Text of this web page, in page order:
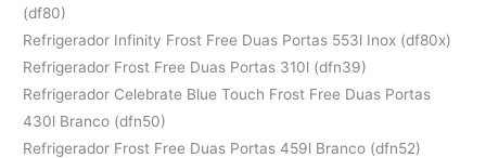
(df80)
Refrigerador Infinity Frost Free Duas Portas 553l Inox (df80x)
Refrigerador Frost Free Duas Portas 310l (dfn39)
Refrigerador Celebrate Blue Touch Frost Free Duas Portas
430l Branco (dfn50)
Refrigerador Frost Free Duas Portas 459l Branco (dfn52)